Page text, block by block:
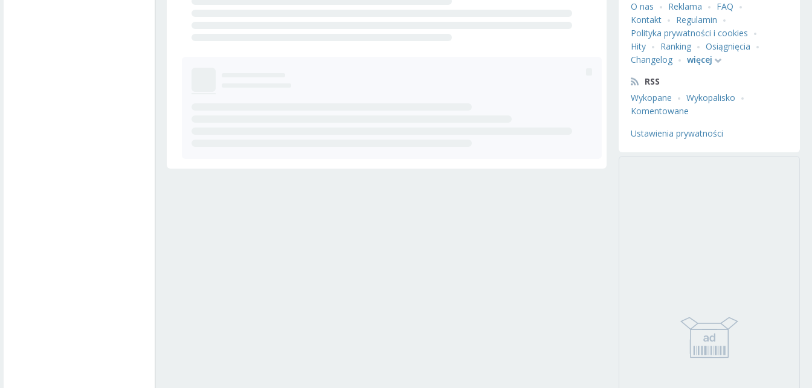
O nas
Reklama
FAQ
Kontakt
Regulamin
Polityka prywatności i cookies
Hity
Ranking
Osiągnięcia
Changelog
więcej
RSS
Wykopane
Wykopalisko
Komentowane
Ustawienia prywatności